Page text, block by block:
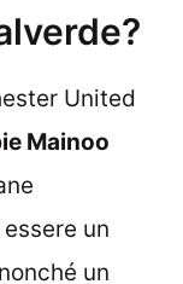
United
Mainoo
un
un